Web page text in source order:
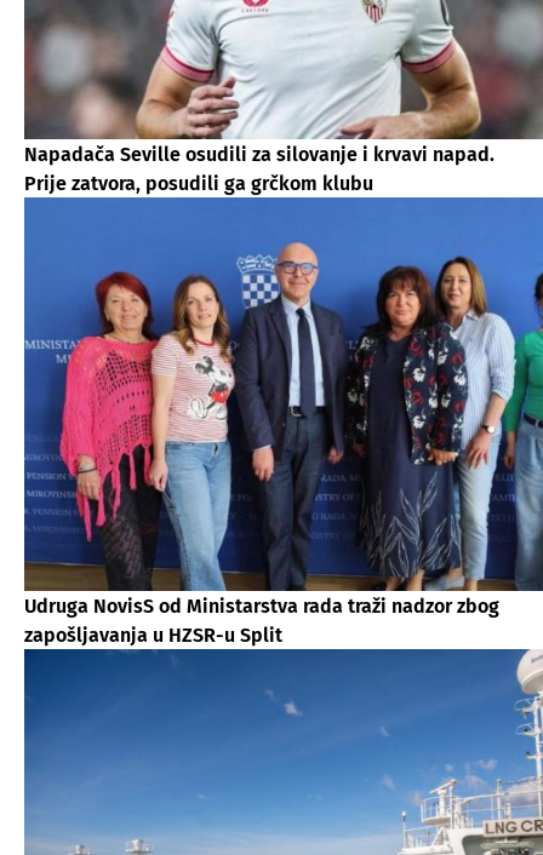
Napadača Seville osudili za silovanje i krvavi napad.
Prije zatvora, posudili ga grčkom klubu
Udruga NovisS od Ministarstva rada traži nadzor zbog
zapošljavanja u HZSR-u Split